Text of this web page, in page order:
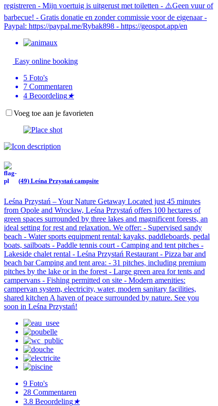
registreren - Mijn voertuig is uitgerust met toiletten - ⚠️Geen vuur of
barbecue! - Gratis donatie en zonder commissie voor de eigenaar -
Paypal: https://paypal.me/Rybak898 - https://geospot.app/en
Easy online booking
5 Foto's
7 Commentaren
4 Beoordeling★
Voeg toe aan je favorieten
(49) Leśna Przystań campsite
Leśna Przystań – Your Nature Getaway Located just 45 minutes
from Opole and Wrocław, Leśna Przystań offers 100 hectares of
green spaces surrounded by three lakes and magnificent forests, an
ideal setting for rest and relaxation. We offer: - Supervised sandy
beach - Water sports equipment rental: kayaks, paddleboards, pedal
boats, sailboats - Paddle tennis court - Camping and tent pitches -
Lakeside chalet rental - Leśna Przystań Restaurant - Pizza bar and
beach bar Camping and tent area: - 31 pitches, including premium
pitches by the lake or in the forest - Large green area for tents and
campervans - Fishing permitted on site - Modern amenities:
campervan system, electricity, water, modern sanitary facilities,
shared kitchen A haven of peace surrounded by nature. See you
soon in Leśna Przystań!
9 Foto's
28 Commentaren
3.8 Beoordeling★